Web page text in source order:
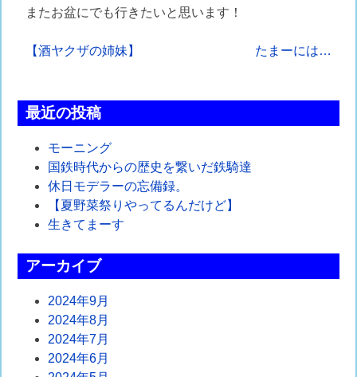
またお盆にでも行きたいと思います！
投
ナ
ビ
ゲ
ー
シ
ョ
ン
【酒ヤクザの姉妹】 たまーには…
最近の投稿
モーニング
国鉄時代からの歴史を繋いだ鉄騎達
休日モデラーの忘備録。
【夏野菜祭りやってるんだけど】
生きてまーす
アーカイブ
2024年9月
2024年8月
2024年7月
2024年6月